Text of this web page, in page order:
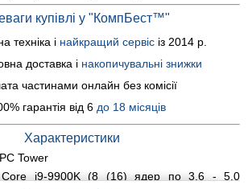
купівлі у "КомпБест™"
техніка і найкращий сервіс із 2014 р.
доставка і накопичувальні знижки
частинами онлайн без комісії
гарантія від 6 до 18 місяців
Характеристики
Tower
i9-9900K (8 (16) ядер по 3.6 - 5.0